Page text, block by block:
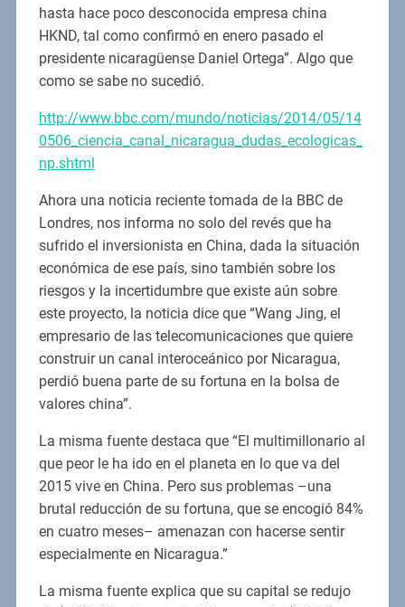
hasta hace poco desconocida empresa china
HKND, tal como confirmó en enero pasado el
presidente nicaragüense Daniel Ortega”. Algo que
como se sabe no sucedió.
http://www.bbc.com/mundo/noticias/2014/05/14
0506_ciencia_canal_nicaragua_dudas_ecologicas_
np.shtml
Ahora una noticia reciente tomada de la BBC de
Londres, nos informa no solo del revés que ha
sufrido el inversionista en China, dada la situación
económica de ese país, sino también sobre los
riesgos y la incertidumbre que existe aún sobre
este proyecto, la noticia dice que “Wang Jing, el
empresario de las telecomunicaciones que quiere
construir un canal interoceánico por Nicaragua,
perdió buena parte de su fortuna en la bolsa de
valores china”.
La misma fuente destaca que “El multimillonario al
que peor le ha ido en el planeta en lo que va del
2015 vive en China. Pero sus problemas –una
brutal reducción de su fortuna, que se encogió 84%
en cuatro meses– amenazan con hacerse sentir
especialmente en Nicaragua.”
La misma fuente explica que su capital se redujo